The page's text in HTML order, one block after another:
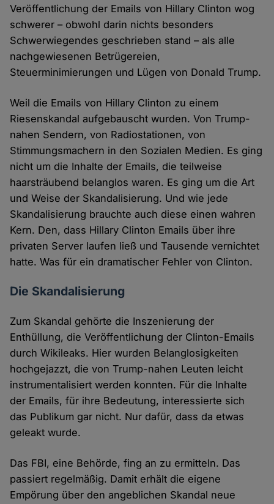
Veröffentlichung der Emails von Hillary Clinton wog
schwerer – obwohl darin nichts besonders
Schwerwiegendes geschrieben stand – als alle
nachgewiesenen Betrügereien,
Steuerminimierungen und Lügen von Donald Trump.
Weil die Emails von Hillary Clinton zu einem
Riesenskandal aufgebauscht wurden. Von Trump-
nahen Sendern, von Radiostationen, von
Stimmungsmachern in den Sozialen Medien. Es ging
nicht um die Inhalte der Emails, die teilweise
haarsträubend belanglos waren. Es ging um die Art
und Weise der Skandalisierung. Und wie jede
Skandalisierung brauchte auch diese einen wahren
Kern. Den, dass Hillary Clinton Emails über ihre
privaten Server laufen ließ und Tausende vernichtet
hatte. Was für ein dramatischer Fehler von Clinton.
Die Skandalisierung
Zum Skandal gehörte die Inszenierung der
Enthüllung, die Veröffentlichung der Clinton-Emails
durch Wikileaks. Hier wurden Belanglosigkeiten
hochgejazzt, die von Trump-nahen Leuten leicht
instrumentalisiert werden konnten. Für die Inhalte
der Emails, für ihre Bedeutung, interessierte sich
das Publikum gar nicht. Nur dafür, dass da etwas
geleakt wurde.
Das FBI, eine Behörde, fing an zu ermitteln. Das
passiert regelmäßig. Damit erhält die eigene
Empörung über den angeblichen Skandal neue